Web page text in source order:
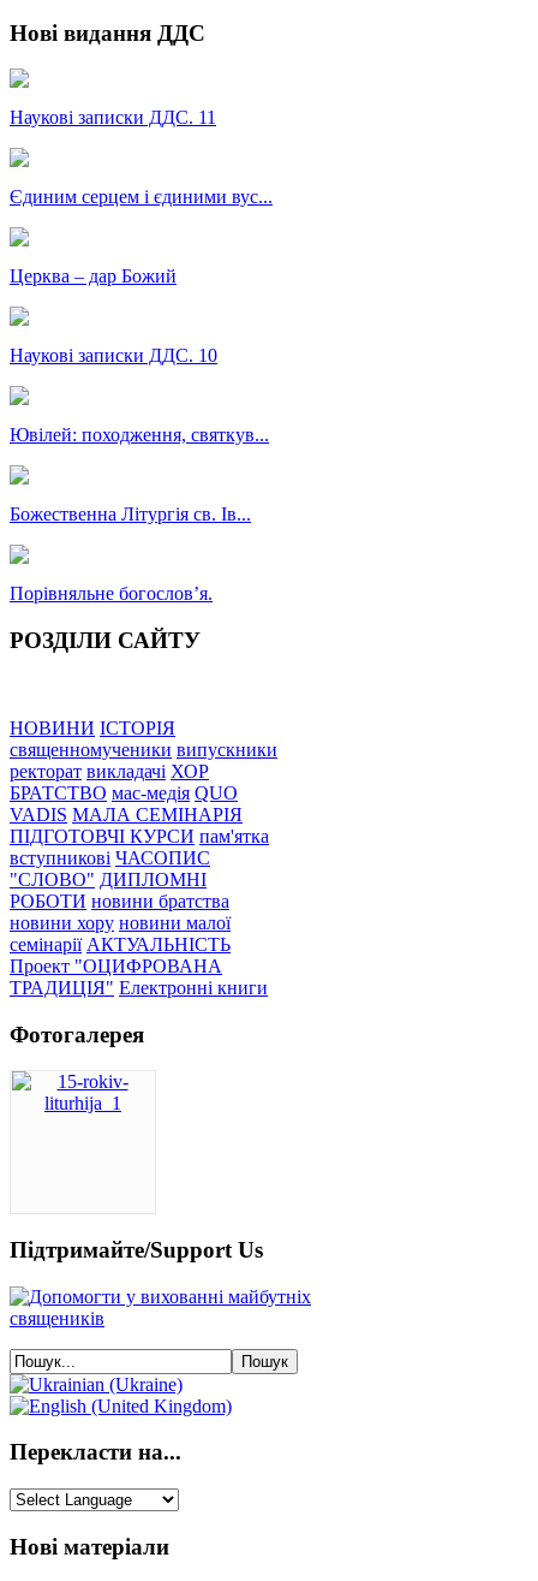
Нові видання ДДС
Наукові записки ДДС. 11
Єдиним серцем і єдиними вус...
Церква – дар Божий
Наукові записки ДДС. 10
Ювілей: походження, святкув...
Божественна Літургія св. Ів...
Порівняльне богословʼя.
РОЗДІЛИ САЙТУ
НОВИНИ ІСТОРІЯ
священномученики випускники
ректорат викладачі ХОР
БРАТСТВО мас-медія QUO
VADIS МАЛА СЕМІНАРІЯ
ПІДГОТОВЧІ КУРСИ пам'ятка
вступникові ЧАСОПИС
"СЛОВО" ДИПЛОМНІ
РОБОТИ новини братства
новини хору новини малої
семінарії АКТУАЛЬНІСТЬ
Проект "ОЦИФРОВАНА
ТРАДИЦІЯ" Електронні книги
Фотогалерея
Підтримайте/Support Us
Перекласти на...
Нові матеріали